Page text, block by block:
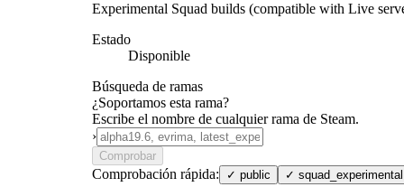
Experimental Squad builds (compatible with Live
Estado
Disponible
Búsqueda de ramas
¿Soportamos esta rama?
Escribe el nombre de cualquier rama de Steam.
›
Comprobar
Comprobación rápida: ✓ public ✓ squad_experimental